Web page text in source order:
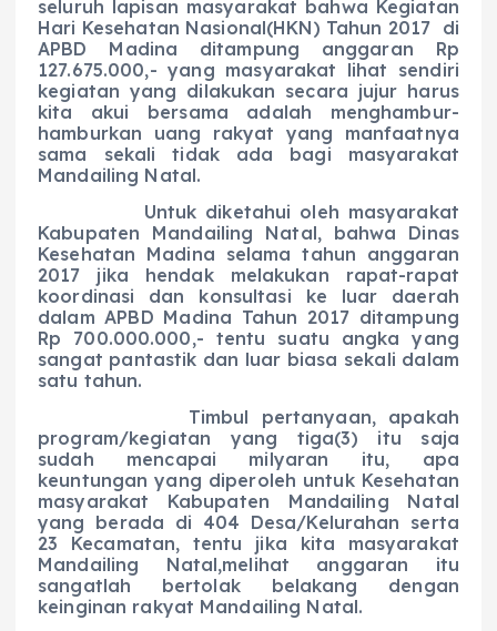
seluruh lapisan masyarakat bahwa Kegiatan
Hari Kesehatan Nasional(HKN) Tahun 2017 di
APBD Madina ditampung anggaran Rp
127.675.000,- yang masyarakat lihat sendiri
kegiatan yang dilakukan secara jujur harus
kita akui bersama adalah menghambur-
hamburkan uang rakyat yang manfaatnya
sama sekali tidak ada bagi masyarakat
Mandailing Natal.
Untuk diketahui oleh masyarakat
Kabupaten Mandailing Natal, bahwa Dinas
Kesehatan Madina selama tahun anggaran
2017 jika hendak melakukan rapat-rapat
koordinasi dan konsultasi ke luar daerah
dalam APBD Madina Tahun 2017 ditampung
Rp 700.000.000,- tentu suatu angka yang
sangat pantastik dan luar biasa sekali dalam
satu tahun.
Timbul pertanyaan, apakah
program/kegiatan yang tiga(3) itu saja
sudah mencapai milyaran itu, apa
keuntungan yang diperoleh untuk Kesehatan
masyarakat Kabupaten Mandailing Natal
yang berada di 404 Desa/Kelurahan serta
23 Kecamatan, tentu jika kita masyarakat
Mandailing Natal,melihat anggaran itu
sangatlah bertolak belakang dengan
keinginan rakyat Mandailing Natal.